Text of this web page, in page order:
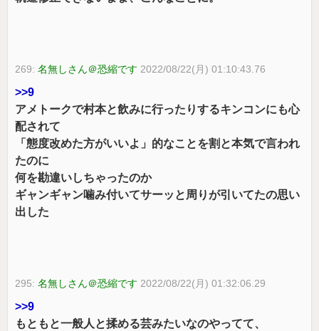
269:名無しさん＠恐縮です 2022/08/22(月) 01:10:43.76
>>9
アメトークで村本と飲みに行ったりするキンコンにも心
配されて
「態度改めた方がいいよ」的なことを割と本気で言われ
たのに
何を勘違いしちゃったのか
ギャンギャン噛み付いてサーッと周りが引いてたの思い
出した
295:名無しさん＠恐縮です 2022/08/22(月) 01:32:06.29
>>9
もともと一般人と揉める芸みたいなのやってて、